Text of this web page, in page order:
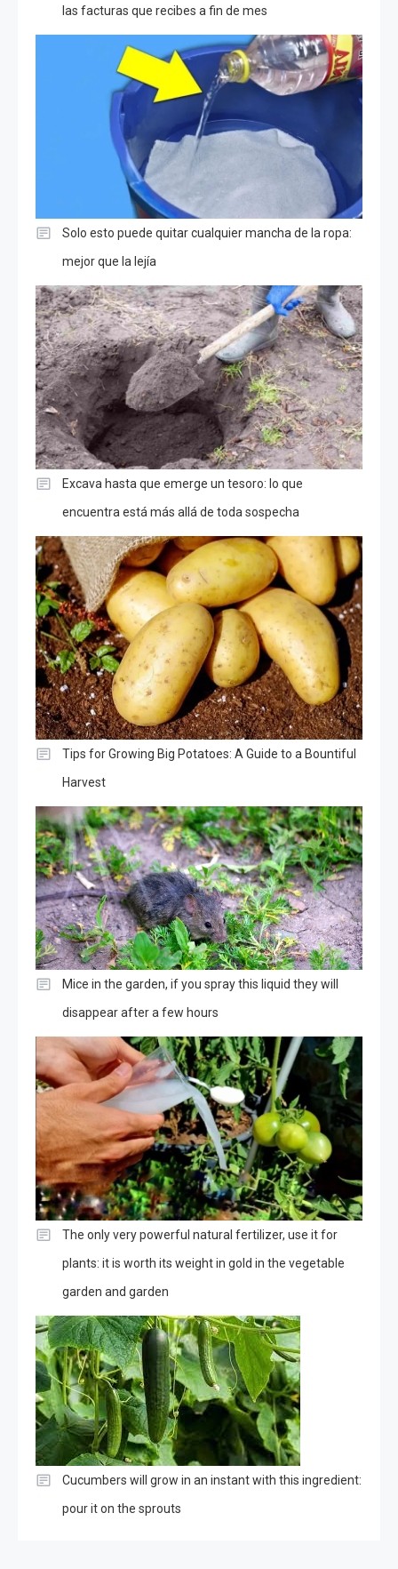
las facturas que recibes a fin de mes
Solo esto puede quitar cualquier mancha de la ropa:
mejor que la lejía
Excava hasta que emerge un tesoro: lo que
encuentra está más allá de toda sospecha
Tips for Growing Big Potatoes: A Guide to a Bountiful
Harvest
Mice in the garden, if you spray this liquid they will
disappear after a few hours
The only very powerful natural fertilizer, use it for
plants: it is worth its weight in gold in the vegetable
garden and garden
Cucumbers will grow in an instant with this ingredient:
pour it on the sprouts